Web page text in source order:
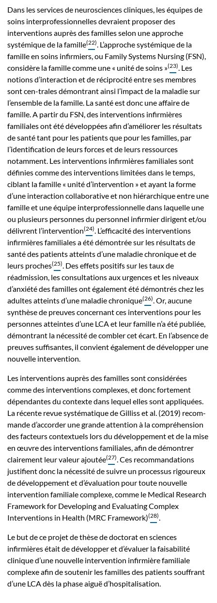
Dans les services de neurosciences cliniques, les équipes de
soins interprofessionnelles devraient proposer des
interventions auprès des familles selon une approche
systémique de la famille(22). L’approche systémique de la
famille en soins infirmiers, ou Family Systems Nursing (FSN),
considère la famille comme une « unité de soins »(23). Les
notions d’interaction et de réciprocité entre ses membres
sont cen-trales démontrant ainsi l’impact de la maladie sur
l’ensemble de la famille. La santé est donc une affaire de
famille. A partir du FSN, des interventions infirmières
familiales ont été développées afin d’améliorer les résultats
de santé tant pour les patients que pour les familles, par
l’identification de leurs forces et de leurs ressources
notamment. Les interventions infirmières familiales sont
définies comme des interventions limitées dans le temps,
ciblant la famille « unité d’intervention » et ayant la forme
d’une interaction collaborative et non hiérarchique entre une
famille et une équipe interprofessionnelle dans laquelle une
ou plusieurs personnes du personnel infirmier dirigent et/ou
délivrent l’intervention(24). L’efficacité des interventions
infirmières familiales a été démontrée sur les résultats de
santé des patients atteints d’une maladie chronique et de
leurs proches(25). Des effets positifs sur les taux de
réadmission, les consultations aux urgences et les niveaux
d’anxiété des familles ont également été démontrés chez les
adultes atteints d’une maladie chronique(26). Or, aucune
synthèse de preuves concernant ces interventions pour les
personnes atteintes d’une LCA et leur famille n’a été publiée,
démontrant la nécessité de combler cet écart. En l’absence de
preuves suffisantes, il convient également de développer une
nouvelle intervention.
Les interventions auprès des familles sont considérées
comme des interventions complexes, et donc fortement
dépendantes du contexte dans lequel elles sont appliquées.
La récente revue systématique de Gilliss et al. (2019) recom-
mande d’accorder une grande attention à la compréhension
des facteurs contextuels lors du développement et de la mise
en œuvre des interventions familiales, afin de démontrer
clairement leur valeur ajoutée(27). Ces recommandations
justifient donc la nécessité de suivre un processus rigoureux
de développement et d’évaluation pour toute nouvelle
intervention familiale complexe, comme le Medical Research
Framework for Developing and Evaluating Complex
Interventions in Health (MRC Framework)(28).
Le but de ce projet de thèse de doctorat en sciences
infirmières était de développer et d’évaluer la faisabilité
clinique d’une nouvelle intervention infirmière familiale
complexe afin de soutenir les familles des patients souffrant
d’une LCA dès la phase aiguë d’hospitalisation.